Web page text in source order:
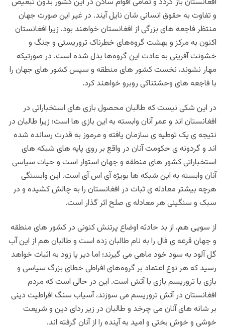
و تفاوت به حقوق انسانی شان نایل آیند. در غیر این صورت جهان
منتظر فاجعه های بزرگی از افغانستان خواهند بود. زیرا افغانستان
اکنون به مرکز و بهشت گروه‌های خطرناک تروریستی و جنگ و
خشونت آفرینی به عادت این گروه‌ها بدل شده است. در صورتیکه
مهار نشوند، نخست کشور های منطقه و سپس کشور های جهان را
با فاجعه های وحشتناکی روبرو خواهند کرد.
در این شکی نیست که طالبان محصول بازی های استخباراتی در
افغانستان اند و عمر آنان وابسته به این بازی ها است؛ زیرا طالبان در
نتیجه ی یک توطیه ی سازمان یافته و مرموز به قدرت رسانده شده
اند و گردونه ی حکومت آنان در واقع بر روی پایه های شبکه های
استخباراتی کشور های منطقه و جهان استوار است و حیات سیاسی
آنان وابسته به این شبکه ها بویژه آی اس آی است. این وابستگی
هرچه بیشتر معادله ی ثبات در افغانستان را به چالش کشیده و در
سبک و سنگینی هر معادله ی صلح اثر گذار است.
از سویی هم، از بد حادثه اوضاع پرتنش کنونی در کشور های منطقه
و جهان قرعه ی فال را به نام طالبان زده است و طالبان هم از این آب
گل آلود به سود خود ماهی می گیرند؛ اما دیر یا زود به اثبات خواهد
رسید که هر نوع اعتماد بر گروه‌های افراطی خطای بزرگ سیاسی و
بازی با تروريسم بازی با آتش است. این در حالی است که مردم
افغانستان در آتش تروریسم می سوزند، آسیاب سنگ افراطیت دینی
بر شانه های آنان می چرخد و طالبان در زیر ردای دین و شریعت
خوشی و خوش بختی و امید به آینده را از آنان گرفته اند.